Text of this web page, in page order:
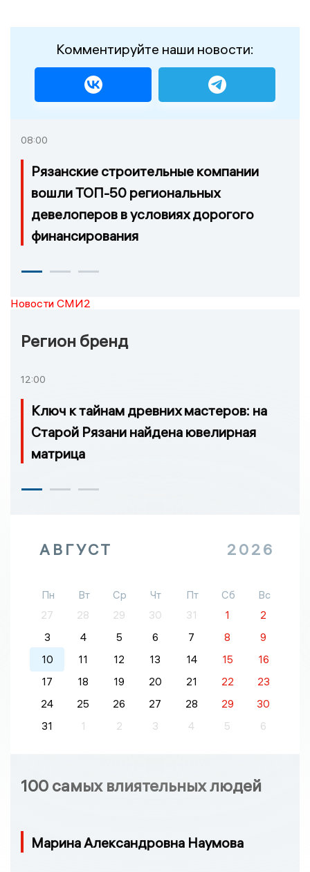
Комментируйте наши новости:
08:00
Рязанские строительные компании
вошли ТОП-50 региональных
девелоперов в условиях дорогого
финансирования
Новости СМИ2
Регион бренд
12:00
Ключ к тайнам древних мастеров: на
Старой Рязани найдена ювелирная
матрица
АВГУСТ 2026
Пн Вт Ср Чт Пт Сб
Вс
27
28 29 30 31 1
2
3
4 5 6 7 8
9
10
11 12 13 14 15
16
17
18 19 20 21 22
23
24
25 26 27 28 29
30
31
1 2 3 4 5 6
100 самых влиятельных людей
Марина Александровна Наумова